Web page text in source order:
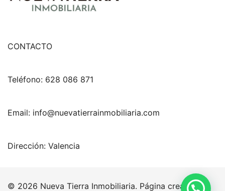
CONTACTO
Teléfono: 628 086 871
Email: info@nuevatierrainmobiliaria.com
Dirección: Valencia
© 2026 Nueva Tierra Inmobiliaria. Página creada por